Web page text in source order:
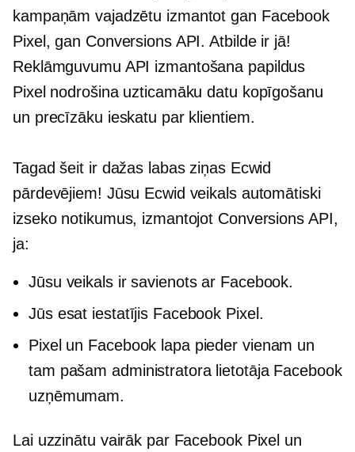
kampaņām vajadzētu izmantot gan Facebook
Pixel, gan Conversions API. Atbilde ir jā!
Reklāmguvumu API izmantošana papildus
Pixel nodrošina uzticamāku datu kopīgošanu
un precīzāku ieskatu par klientiem.
Tagad šeit ir dažas labas ziņas Ecwid
pārdevējiem! Jūsu Ecwid veikals automātiski
izseko notikumus, izmantojot Conversions API,
ja:
Jūsu veikals ir savienots ar Facebook.
Jūs esat iestatījis Facebook Pixel.
Pixel un Facebook lapa pieder vienam un
tam pašam administratora lietotāja Facebook
uzņēmumam.
Lai uzzinātu vairāk par Facebook Pixel un